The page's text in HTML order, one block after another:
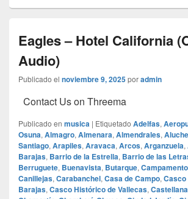
Eagles – Hotel California
Audio)
Publicado el noviembre 9, 2025poradmin
Contact Us on Threema
Publicado en musica | Etiquetado Adelfas,
Osuna, Almagro, Almenara, Almendrales, Aluche
Santiago, Arapiles, Aravaca, Arcos, Arganzuela,
Barajas, Barrio de la Estrella, Barrio de las
Berruguete, Buenavista, Butarque, Campamento
Canillejas, Carabanchel, Casa de Campo,
Barajas, Casco Histórico de Vallecas, Castellana